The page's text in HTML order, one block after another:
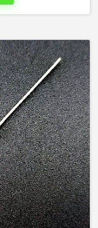
обжимной
приборы:
для мини дрели,